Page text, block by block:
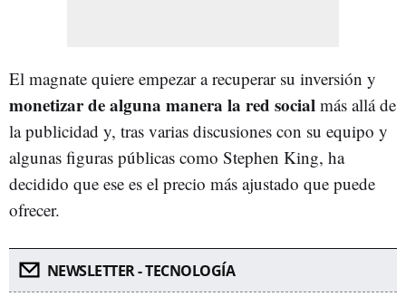
El magnate quiere empezar a recuperar su inversión y
monetizar de alguna manera la red social más allá de
la publicidad y, tras varias discusiones con su equipo y
algunas figuras públicas como Stephen King, ha
decidido que ese es el precio más ajustado que puede
ofrecer.
NEWSLETTER - TECNOLOGÍA